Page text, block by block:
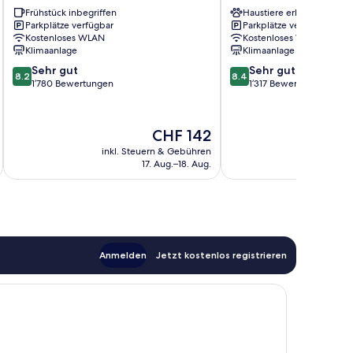
New
York
Queens
Queens
Frühstück inbegriffen
Parkplätze verfügbar
Kostenloses WLAN
Klimaanlage
8.2
von
8.2 Sehr gut
1’780 Bewertungen
Der
Preis
beträgt
CHF 142
inkl. Steuern & Gebühren
17. Aug.–18. Aug.
by
Wyndham
Queens
Haustiere erlaubt
Parkplätze verfügbar
Kostenloses WLAN
Klimaanlage
8.4
von
8.4 Sehr gut
1’317 Bewertungen
Anmelden Jetzt kostenlos registrieren